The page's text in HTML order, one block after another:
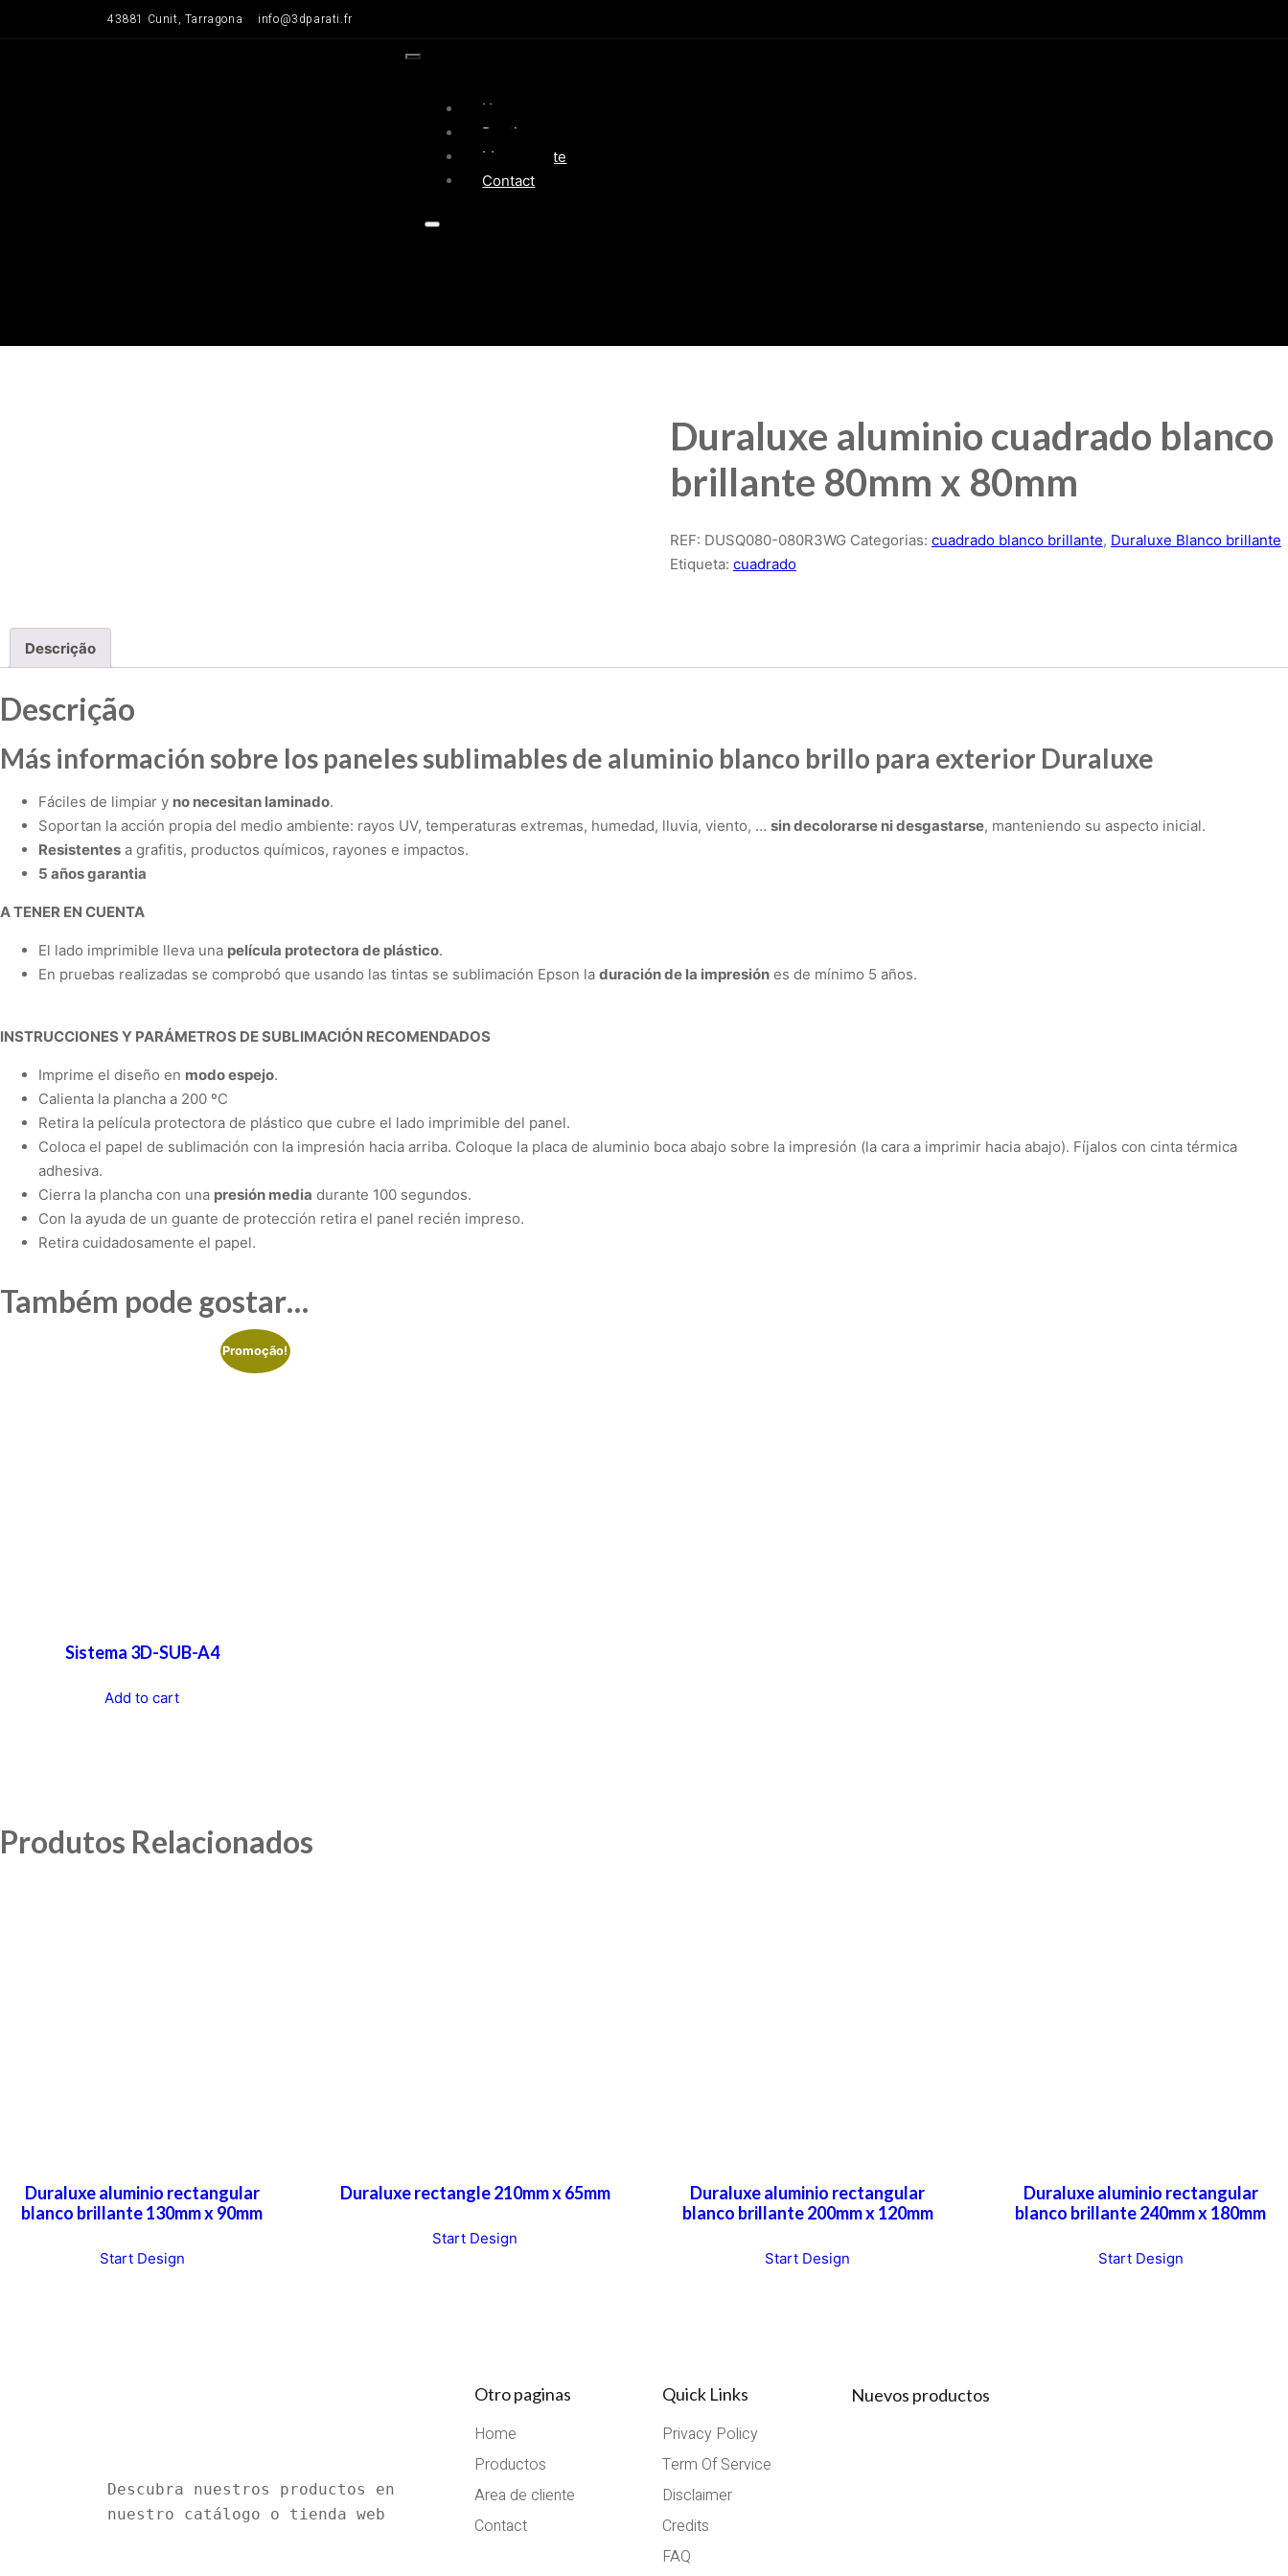
43881 Cunit, Tarragona info@3dparati.fr
Home
Boutique
Mon compte
Contact
Duraluxe aluminio cuadrado blanco
brillante 80mm x 80mm
REF: DUSQ080-080R3WG Categorias: cuadrado blanco brillante, Duraluxe Blanco brillante
Etiqueta: cuadrado
Descrição
Descrição
Más información sobre los paneles sublimables de aluminio blanco brillo para exterior Duraluxe
Fáciles de limpiar y no necesitan laminado.
Soportan la acción propia del medio ambiente: rayos UV, temperaturas extremas, humedad, lluvia, viento, … sin decolorarse ni desgastarse, manteniendo su aspecto inicial.
Resistentes a grafitis, productos químicos, rayones e impactos.
5 años garantia
A TENER EN CUENTA
El lado imprimible lleva una película protectora de plástico.
En pruebas realizadas se comprobó que usando las tintas se sublimación Epson la duración de la impresión es de mínimo 5 años.
INSTRUCCIONES Y PARÁMETROS DE SUBLIMACIÓN RECOMENDADOS
Imprime el diseño en modo espejo.
Calienta la plancha a 200 ºC
Retira la película protectora de plástico que cubre el lado imprimible del panel.
Coloca el papel de sublimación con la impresión hacia arriba. Coloque la placa de aluminio boca abajo sobre la impresión (la cara a imprimir hacia abajo). Fíjalos con cinta térmica
adhesiva.
Cierra la plancha con una presión media durante 100 segundos.
Con la ayuda de un guante de protección retira el panel recién impreso.
Retira cuidadosamente el papel.
Também pode gostar…
Promoção!
Sistema 3D-SUB-A4
Add to cart
Produtos Relacionados
Duraluxe aluminio rectangular
blanco brillante 130mm x 90mm
Start Design
Duraluxe rectangle 210mm x 65mm
Start Design
Duraluxe aluminio rectangular
blanco brillante 200mm x 120mm
Start Design
Duraluxe aluminio rectangular
blanco brillante 240mm x 180mm
Start Design
Descubra nuestros productos en
nuestro catálogo o tienda web
Otro paginas
Home
Productos
Area de cliente
Contact
Quick Links
Privacy Policy
Term Of Service
Disclaimer
Credits
FAQ
Nuevos productos